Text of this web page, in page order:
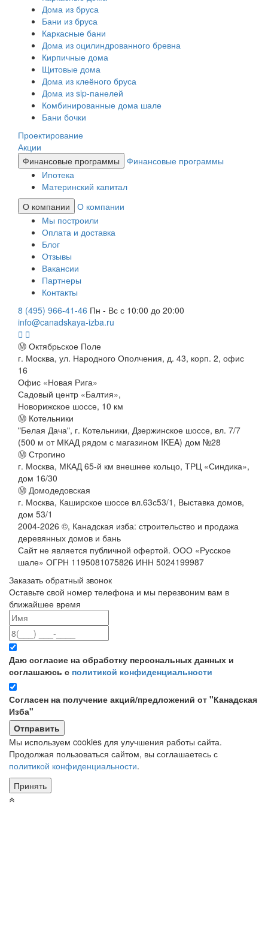
Дома из бруса
Бани из бруса
Каркасные бани
Дома из оцилиндрованного бревна
Кирпичные дома
Щитовые дома
Дома из клеёного бруса
Дома из sip-панелей
Комбинированные дома шале
Бани бочки
Проектирование
Акции
Финансовые программы
Финансовые программы
Ипотека
Материнский капитал
О компании
О компании
Мы построили
Оплата и доставка
Блог
Отзывы
Вакансии
Партнеры
Контакты
8 (495) 966-41-46 Пн - Вс с 10:00 до 20:00
info@canadskaya-izba.ru
Ⓜ Октябрьское Поле
г. Москва, ул. Народного Ополчения, д. 43, корп. 2, офис
16
Офис «Новая Рига»
Садовый центр «Балтия»,
Новорижское шоссе, 10 км
Ⓜ Котельники
"Белая Дача", г. Котельники, Дзержинское шоссе, вл. 7/7
(500 м от МКАД рядом с магазином IKEA) дом №28
Ⓜ Строгино
г. Москва, МКАД 65-й км внешнее кольцо, ТРЦ «Синдика»,
дом 16/30
Ⓜ Домодедовская
г. Москва, Каширское шоссе вл.63с53/1, Выставка домов,
дом 53/1
2004-2026 ©, Канадская изба: строительство и продажа
деревянных домов и бань
Сайт не является публичной офертой. ООО «Русское
шале» ОГРН 1195081075826 ИНН 5024199987
Заказать обратный звонок
Оставьте свой номер телефона и мы перезвоним вам в
ближайшее время
Даю согласие на обработку персональных данных и
соглашаюсь с политикой конфиденциальности
Согласен на получение акций/предложений от "Канадская
Изба"
Мы используем cookies для улучшения работы сайта.
Продолжая пользоваться сайтом, вы соглашаетесь с
политикой конфиденциальности.
Принять